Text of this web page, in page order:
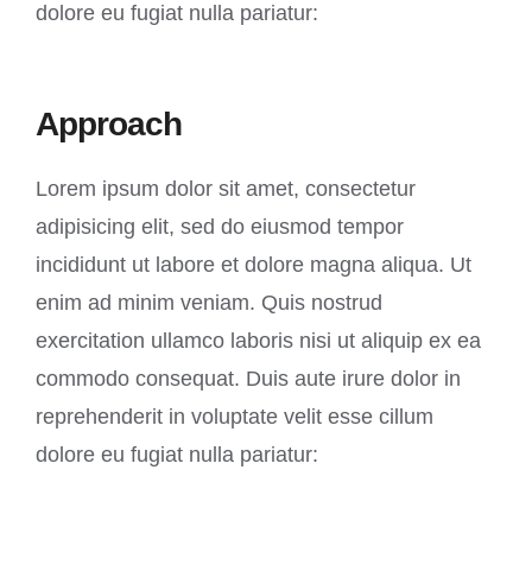
dolore eu fugiat nulla pariatur:
Approach
Lorem ipsum dolor sit amet, consectetur
adipisicing elit, sed do eiusmod tempor
incididunt ut labore et dolore magna aliqua. Ut
enim ad minim veniam. Quis nostrud
exercitation ullamco laboris nisi ut aliquip ex ea
commodo consequat. Duis aute irure dolor in
reprehenderit in voluptate velit esse cillum
dolore eu fugiat nulla pariatur: